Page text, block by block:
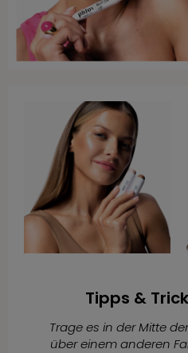
Tipps &
Trage es in der Mitte
über einem anderen